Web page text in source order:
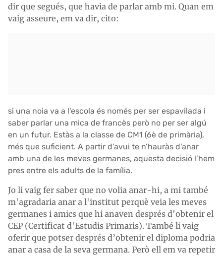
dir que segués, que havia de parlar amb mi. Quan em
vaig asseure, em va dir, cito:
si una noia va a l'escola és només per ser espavilada i
saber parlar una mica de francès però no per ser algú
en un futur. Estàs a la classe de CM1 (6è de primària),
més que suficient. A partir d’avui te n’hauràs d’anar
amb una de les meves germanes, aquesta decisió l’hem
pres entre els adults de la família.
Jo li vaig fer saber que no volia anar-hi, a mi també
m'agradaria anar a l'institut perquè veia les meves
germanes i amics que hi anaven després d'obtenir el
CEP (Certificat d'Estudis Primaris). També li vaig
oferir que potser després d’obtenir el diploma podria
anar a casa de la seva germana. Però ell em va repetir